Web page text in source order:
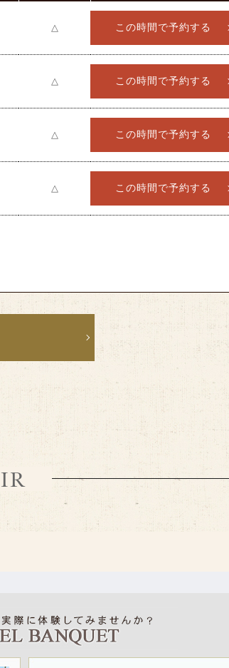
△ この時間で予約する
△ この時間で予約する
△ この時間で予約する
△ この時間で予約する